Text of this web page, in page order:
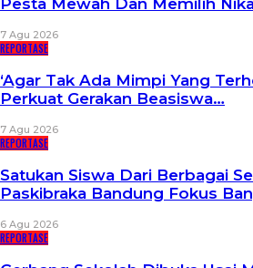
7 Agu 2026
REPORTASE
‘Agar Tak Ada Mimpi Yang
Perkuat Gerakan Beasiswa…
7 Agu 2026
REPORTASE
Satukan Siswa Dari Berbagai
Paskibraka Bandung Fokus
6 Agu 2026
REPORTASE